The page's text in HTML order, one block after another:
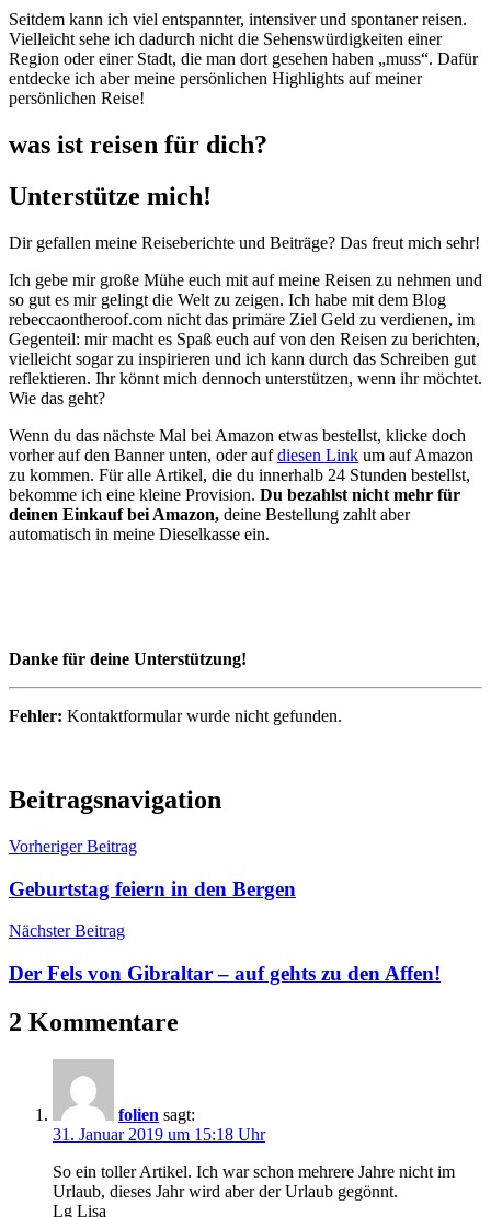
Seitdem kann ich viel entspannter, intensiver und spontaner reisen.
Vielleicht sehe ich dadurch nicht die Sehenswürdigkeiten einer
Region oder einer Stadt, die man dort gesehen haben „muss“. Dafür
entdecke ich aber meine persönlichen Highlights auf meiner
persönlichen Reise!
was ist reisen für dich?
Unterstütze mich!
Dir gefallen meine Reiseberichte und Beiträge? Das freut mich sehr!
Ich gebe mir große Mühe euch mit auf meine Reisen zu nehmen und
so gut es mir gelingt die Welt zu zeigen. Ich habe mit dem Blog
rebeccaontheroof.com nicht das primäre Ziel Geld zu verdienen, im
Gegenteil: mir macht es Spaß euch auf von den Reisen zu berichten,
vielleicht sogar zu inspirieren und ich kann durch das Schreiben gut
reflektieren. Ihr könnt mich dennoch unterstützen, wenn ihr möchtet.
Wie das geht?
Wenn du das nächste Mal bei Amazon etwas bestellst, klicke doch
vorher auf den Banner unten, oder aufdiesen Link um auf Amazon
zu kommen. Für alle Artikel, die du innerhalb 24 Stunden bestellst,
bekomme ich eine kleine Provision. Du bezahlst nicht mehr für
deinen Einkauf bei Amazon, deine Bestellung zahlt aber
automatisch in meine Dieselkasse ein.
Danke für deine Unterstützung!
Fehler: Kontaktformular wurde nicht gefunden.
Travel
Beitragsnavigation
Vorheriger Beitrag
Geburtstag feiern in den Bergen
Nächster Beitrag
Der Fels von Gibraltar – auf gehts zu den Affen!
2 Kommentare
folien sagt:
31. Januar 2019 um 15:18 Uhr
So ein toller Artikel. Ich war schon mehrere Jahre nicht im
Urlaub, dieses Jahr wird aber der Urlaub gegönnt.
Lg Lisa